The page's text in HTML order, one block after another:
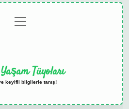
menüyü
aç
Tüyoları
keyifli bilgilerle tanış!